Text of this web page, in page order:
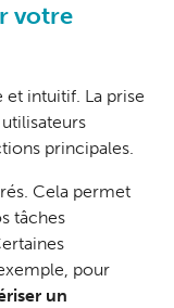
votre
et intuitif. La prise
principales.
Cela permet
tâches
pour
un